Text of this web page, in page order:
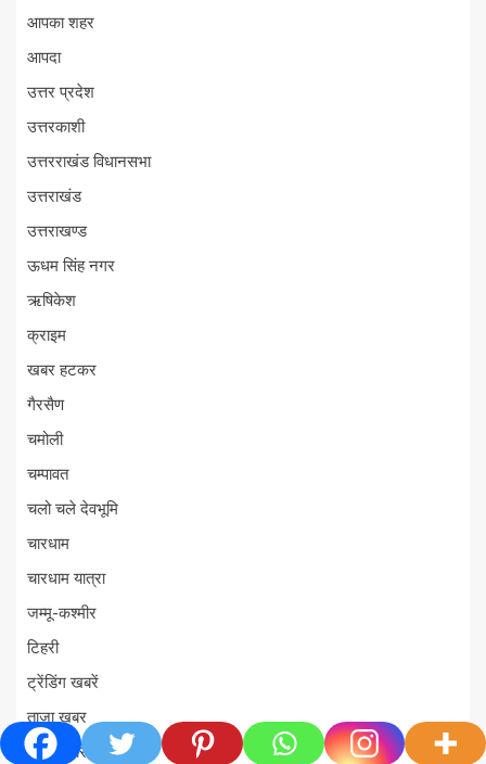
आपका शहर
आपदा
उत्तर प्रदेश
उत्तरकाशी
उत्तरराखंड विधानसभा
उत्तराखंड
उत्तराखण्ड
ऊधम सिंह नगर
ऋषिकेश
क्राइम
खबर हटकर
गैरसैण
चमोली
चम्पावत
चलो चले देवभूमि
चारधाम
चारधाम यात्रा
जम्मू-कश्मीर
टिहरी
ट्रेंडिंग खबरें
ताज़ा ख़बर
ताज़ा ख़बरें